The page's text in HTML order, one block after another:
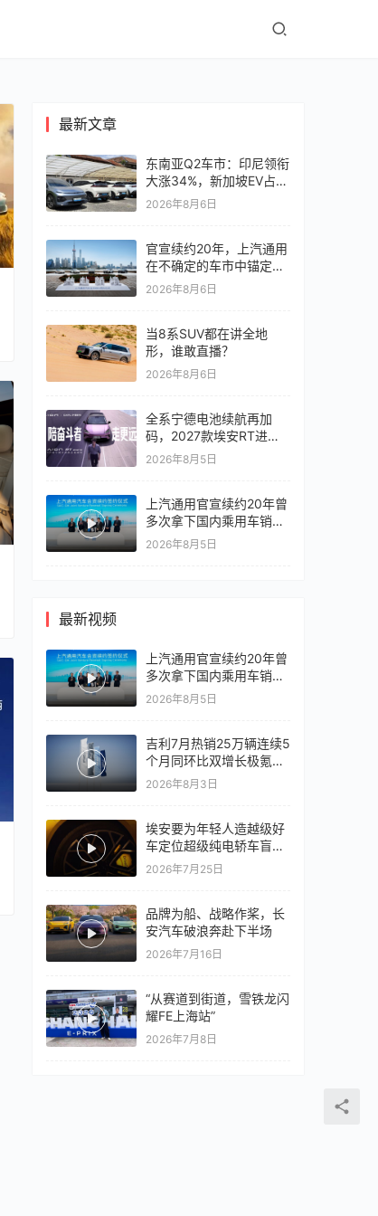
最新文章
东南亚Q2车市：印尼领衔
大涨34%，新加坡EV占比
超6成
2026年8月6日
官宣续约20年，上汽通用
在不确定的车市中锚定确
定未来
2026年8月6日
当8系SUV都在讲全地
形，谁敢直播？
2026年8月6日
全系宁德电池续航再加
码，2027款埃安RT进入
10万区间
2026年8月5日
上汽通用官宣续约20年曾
多次拿下国内乘用车销冠
竞争激烈，上汽通用有信
2026年8月5日
最新视频
上汽通用官宣续约20年曾
多次拿下国内乘用车销冠
竞争激烈，上汽通用有信
2026年8月5日
吉利7月热销25万辆连续5
个月同环比双增长极氪销
量同比翻倍，出口再破10
2026年8月3日
埃安要为年轻人造越级好
车定位超级纯电轿车盲猜
18万以上
2026年7月25日
品牌为船、战略作桨，长
安汽车破浪奔赴下半场
2026年7月16日
“从赛道到街道，雪铁龙闪
耀FE上海站”
2026年7月8日